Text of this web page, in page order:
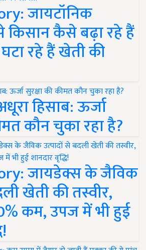
जायटॉनिक
किसान कैसे बढ़ा रहे हैं
रहे हैं खेती की
हिसाब: ऊर्जा
कौन चुका रहा है?
जायडेक्स के जैविक
खेती की तस्वीर,
कम, उपज में भी हुई